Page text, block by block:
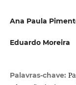
Ana Paula
Eduardo Moreira
Palavras-chave: